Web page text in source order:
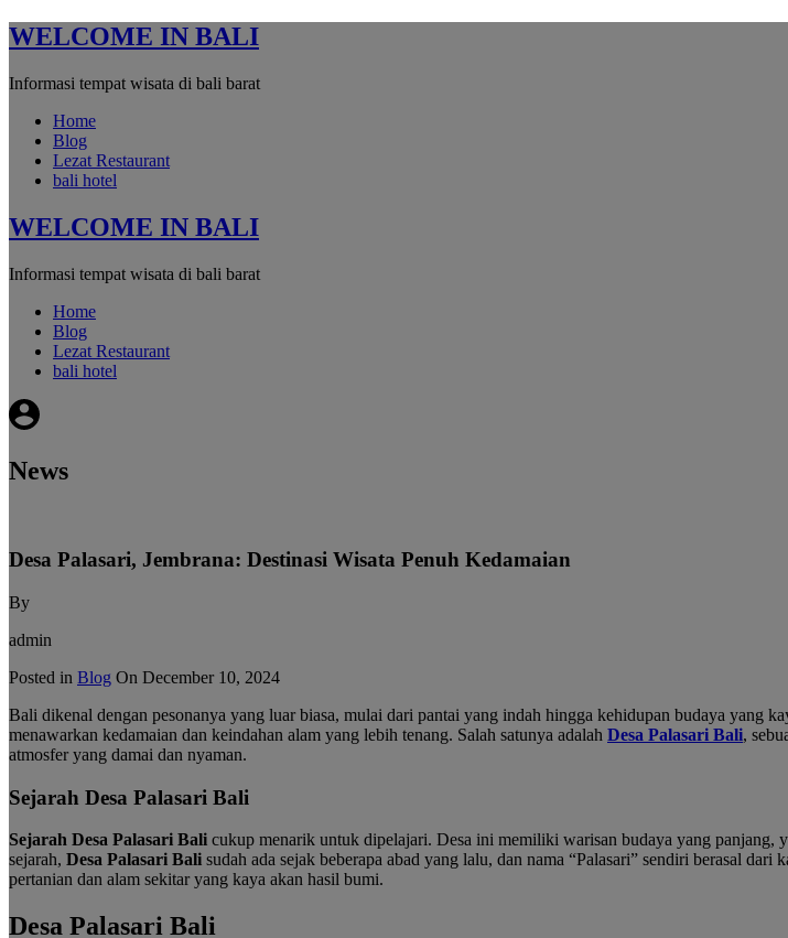
WELCOME IN BALI
Informasi tempat wisata di bali barat
Home
Blog
Lezat Restaurant
bali hotel
WELCOME IN BALI
Informasi tempat wisata di bali barat
Home
Blog
Lezat Restaurant
bali hotel
News
Desa Palasari, Jembrana: Destinasi Wisata Penuh Kedamaian
By
admin
Posted in Blog On December 10, 2024
Bali dikenal dengan pesonanya yang luar biasa, mulai dari pantai yang indah hingga kehidupan budaya yang
menawarkan kedamaian dan keindahan alam yang lebih tenang. Salah satunya adalah Desa Palasari Bali,
atmosfer yang damai dan nyaman.
Sejarah Desa Palasari Bali
Sejarah Desa Palasari Bali cukup menarik untuk dipelajari. Desa ini memiliki warisan budaya yang panjang,
sejarah, Desa Palasari Bali sudah ada sejak beberapa abad yang lalu, dan nama “Palasari” sendiri berasal
pertanian dan alam sekitar yang kaya akan hasil bumi.
Desa Palasari Bali